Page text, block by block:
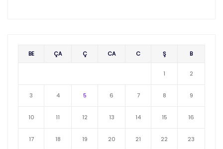
BE ÇA Ç CA C Ş B
1 2
3 4 5 6 7 8 9
10 11 12 13 14 15 16
17 18 19 20 21 22 23